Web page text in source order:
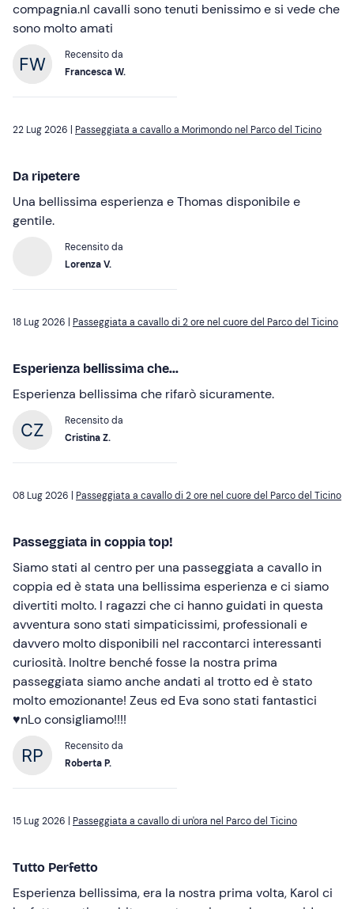
compagnia.nI cavalli sono tenuti benissimo e si vede che
sono molto amati
Recensito da
Francesca W.
22 Lug 2026 | Passeggiata a cavallo a Morimondo nel Parco del Ticino
Da ripetere
Una bellissima esperienza e Thomas disponibile e
gentile.
Recensito da
Lorenza V.
18 Lug 2026 | Passeggiata a cavallo di 2 ore nel cuore del Parco del Ticino
Esperienza bellissima che...
Esperienza bellissima che rifarò sicuramente.
Recensito da
Cristina Z.
08 Lug 2026 | Passeggiata a cavallo di 2 ore nel cuore del Parco del Ticino
Passeggiata in coppia top!
Siamo stati al centro per una passeggiata a cavallo in
coppia ed è stata una bellissima esperienza e ci siamo
divertiti molto. I ragazzi che ci hanno guidati in questa
avventura sono stati simpaticissimi, professionali e
davvero molto disponibili nel raccontarci interessanti
curiosità. Inoltre benché fosse la nostra prima
passeggiata siamo anche andati al trotto ed è stato
molto emozionante! Zeus ed Eva sono stati fantastici
♥️nLo consigliamo!!!!
Recensito da
Roberta P.
15 Lug 2026 | Passeggiata a cavallo di un'ora nel Parco del Ticino
Tutto Perfetto
Esperienza bellissima, era la nostra prima volta, Karol ci